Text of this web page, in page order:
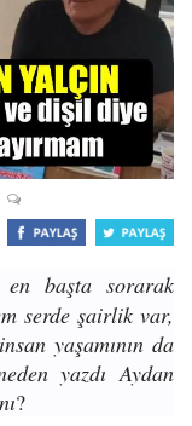
en başta sorarak
serde şairlik var,
yaşamının da
yazdı Aydan
?